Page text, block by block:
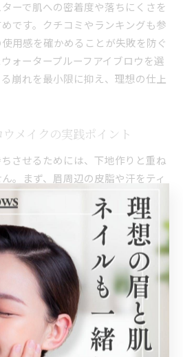
ーで肌への密着度や落ちにくさを
です。クチコミやランキングも参
用感を確かめることが失敗を防ぐ
ォータープルーフアイブロウを選
崩れを最小限に抑え、理想の仕上
メイクの実践ポイント
させるためには、下地作りと重ね
。まず、眉周辺の皮脂や汗をティ
フし、余分な水分を取り除くこと
後は、フェイスパウダーを薄く重
しやすい状態を作りましょう。
ルやパウダー、リキッドを組み合わ
で落ちにくい仕上がりになりま
た後、パウダーでふんわりと色を
で仕上げるのが効果的です。「と
」や「スポーツ 眉毛 落ちない」
対応できる実践的な方法です。